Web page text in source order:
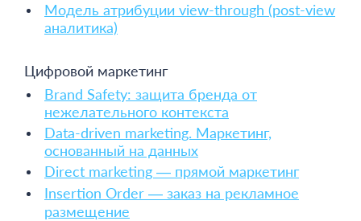
Модель атрибуции view-through (post-view
аналитика)
Цифровой маркетинг
Brand Safety: защита бренда от
нежелательного контекста
Data-driven marketing. Маркетинг,
основанный на данных
Direct marketing — прямой маркетинг
Insertion Order — заказ на рекламное
размещение